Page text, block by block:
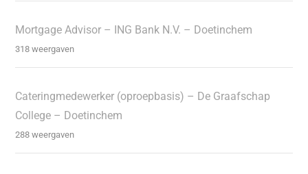
Mortgage Advisor – ING Bank N.V. – Doetinchem
318 weergaven
Cateringmedewerker (oproepbasis) – De Graafschap
College – Doetinchem
288 weergaven